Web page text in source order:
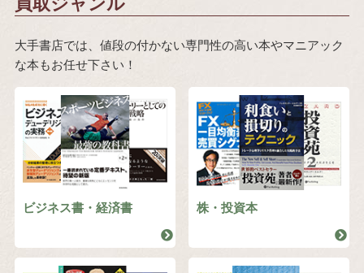
大手書店では、値段の付かない専門性の高い本やマニアック
な本もお任せ下さい！
ビジネス書・経済書 株・投資本